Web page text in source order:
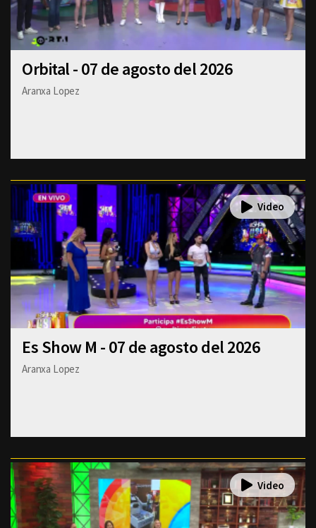
Orbital - 07 de agosto del 2026
Aranxa Lopez
Es Show M - 07 de agosto del 2026
Aranxa Lopez